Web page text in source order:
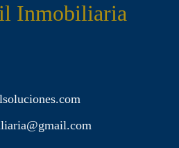
Inmobiliaria